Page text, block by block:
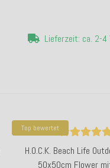
Lieferzeit: ca. 2-4
Top bewertet
H.O.C.K. Beach Life
50x50cm Flower